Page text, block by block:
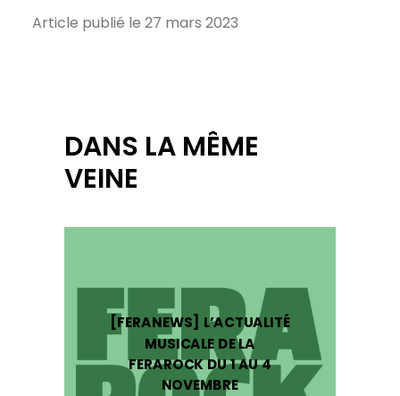
Article publié le 27 mars 2023
DANS LA MÊME
VEINE
[FERANEWS] L’ACTUALITÉ
MUSICALE DE LA
FERAROCK DU 1 AU 4
NOVEMBRE